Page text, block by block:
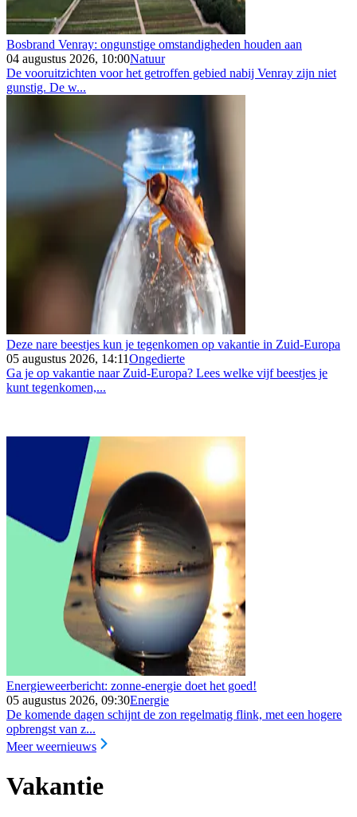
Bosbrand Venray: ongunstige omstandigheden houden aan
04 augustus 2026, 10:00Natuur
De vooruitzichten voor het getroffen gebied nabij Venray zijn niet
gunstig. De w...
Deze nare beestjes kun je tegenkomen op vakantie in Zuid-Europa
05 augustus 2026, 14:11Ongedierte
Ga je op vakantie naar Zuid-Europa? Lees welke vijf beestjes je
kunt tegenkomen,...
Energieweerbericht: zonne-energie doet het goed!
05 augustus 2026, 09:30Energie
De komende dagen schijnt de zon regelmatig flink, met een hogere
opbrengst van z...
Meer weernieuws
Vakantie